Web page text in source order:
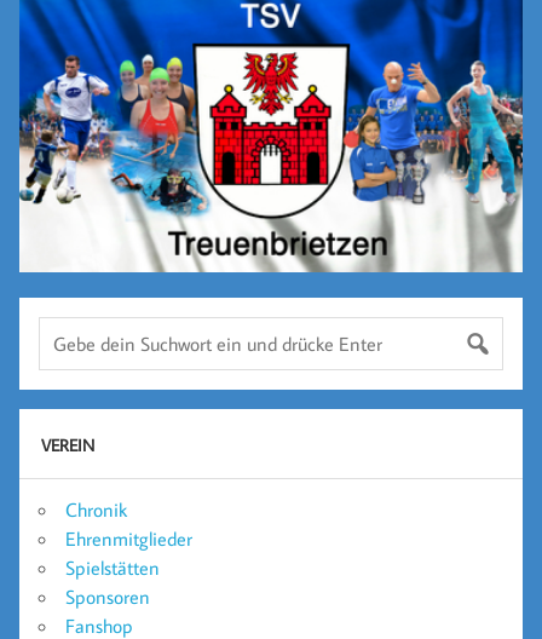
VEREIN
Chronik
Ehrenmitglieder
Spielstätten
Sponsoren
Fanshop